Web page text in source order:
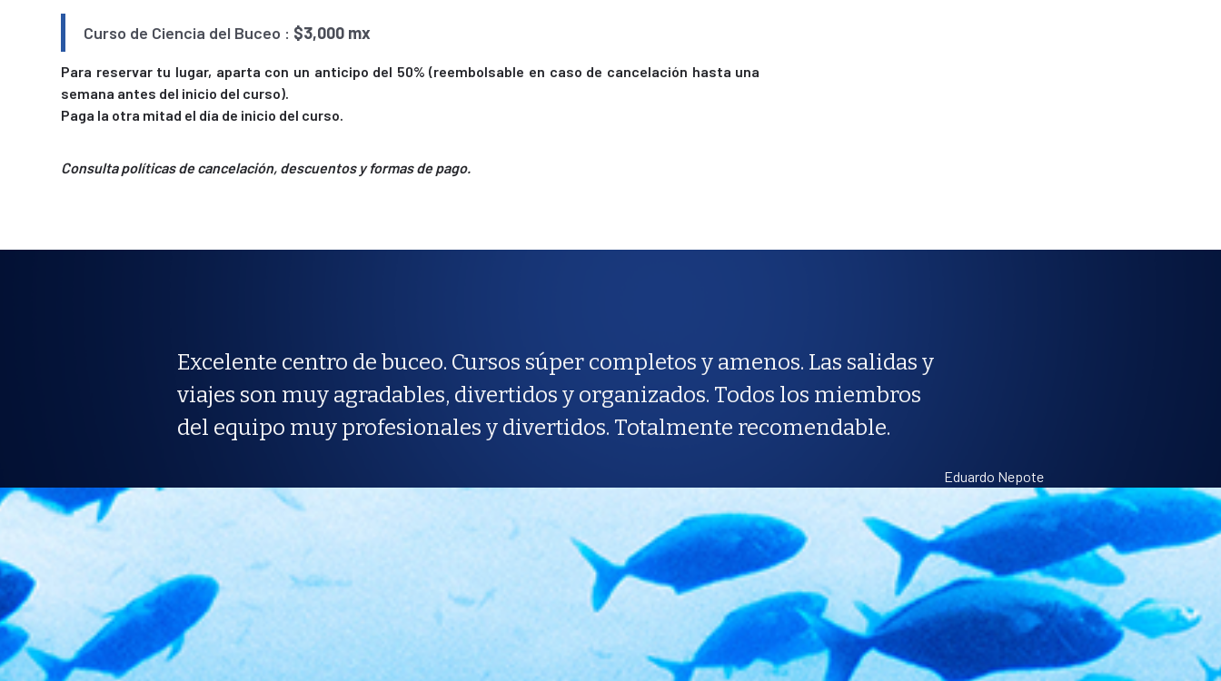
Curso de Ciencia del Buceo : $3,000 mx
Para reservar tu lugar, aparta con un anticipo del 50% (reembolsable en caso de cancelación hasta una
semana antes del inicio del curso).
Paga la otra mitad el día de inicio del curso.
Consulta políticas de cancelación, descuentos y formas de pago.
Excelente centro de buceo. Cursos súper completos y amenos. Las salidas y
viajes son muy agradables, divertidos y organizados. Todos los miembros
del equipo muy profesionales y divertidos. Totalmente recomendable.
Eduardo Nepote